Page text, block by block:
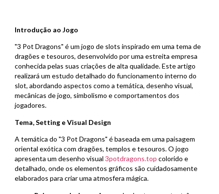
Introdução ao Jogo
"3 Pot Dragons" é um jogo de slots inspirado em uma tema de
dragões e tesouros, desenvolvido por uma estreita empresa
conhecida pelas suas criações de alta qualidade. Este artigo
realizará um estudo detalhado do funcionamento interno do
slot, abordando aspectos como a temática, desenho visual,
mecânicas de jogo, simbolismo e comportamentos dos
jogadores.
Tema, Setting e Visual Design
A temática do "3 Pot Dragons" é baseada em uma paisagem
oriental exótica com dragões, templos e tesouros. O jogo
apresenta um desenho visual 3potdragons.top colorido e
detalhado, onde os elementos gráficos são cuidadosamente
elaborados para criar uma atmosfera mágica.